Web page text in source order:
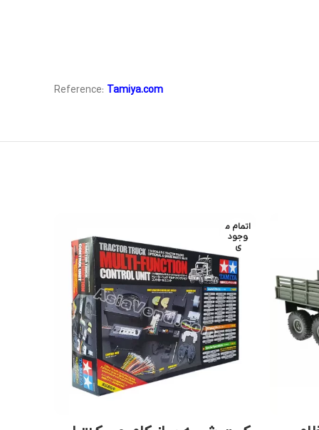
Reference: Tamiya.com
اتمام م
وجود
ی